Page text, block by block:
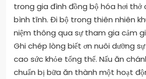
trong gia đình đồng bộ hóa hơi thở
bình tĩnh. Đi bộ trong thiên nhiên
niệm thông qua sự tham gia cảm
Ghi chép lòng biết ơn nuôi dưỡng
cao sức khỏe tổng thể. Nấu ăn
chuẩn bị bữa ăn thành một hoạt